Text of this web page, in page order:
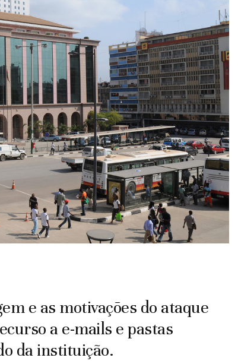
e as motivações do ataque
a e-mails e pastas
da instituição.